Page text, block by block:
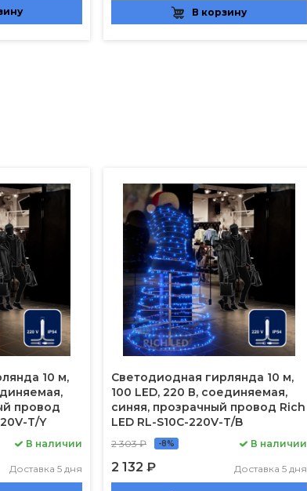
В корзину
10 м,
провод
T/Y
В наличии
Доставка 5 дня
Светодиодная гирлянда 10 м,
100 LED, 220 В, соединяемая,
синяя, прозрачный провод Rich
LED RL-S10C-220V-T/B
2 303 ₽ -8%
2 132 ₽
В наличии
Доставка 5 дня